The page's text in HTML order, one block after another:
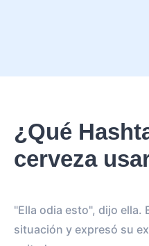
¿Qué
cerveza
"Ella odia esto", dijo ella.
situación y expresó su